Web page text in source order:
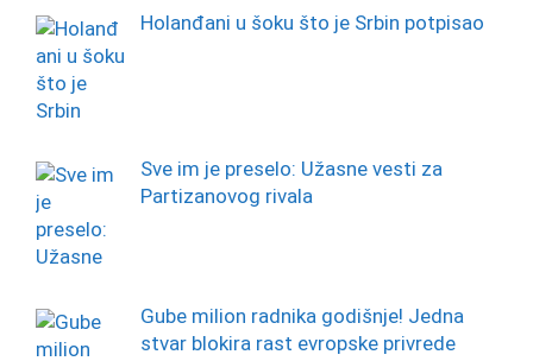
Holanđani u šoku što je Srbin potpisao
Sve im je preselo: Užasne vesti za
Partizanovog rivala
Gube milion radnika godišnje! Jedna
stvar blokira rast evropske privrede